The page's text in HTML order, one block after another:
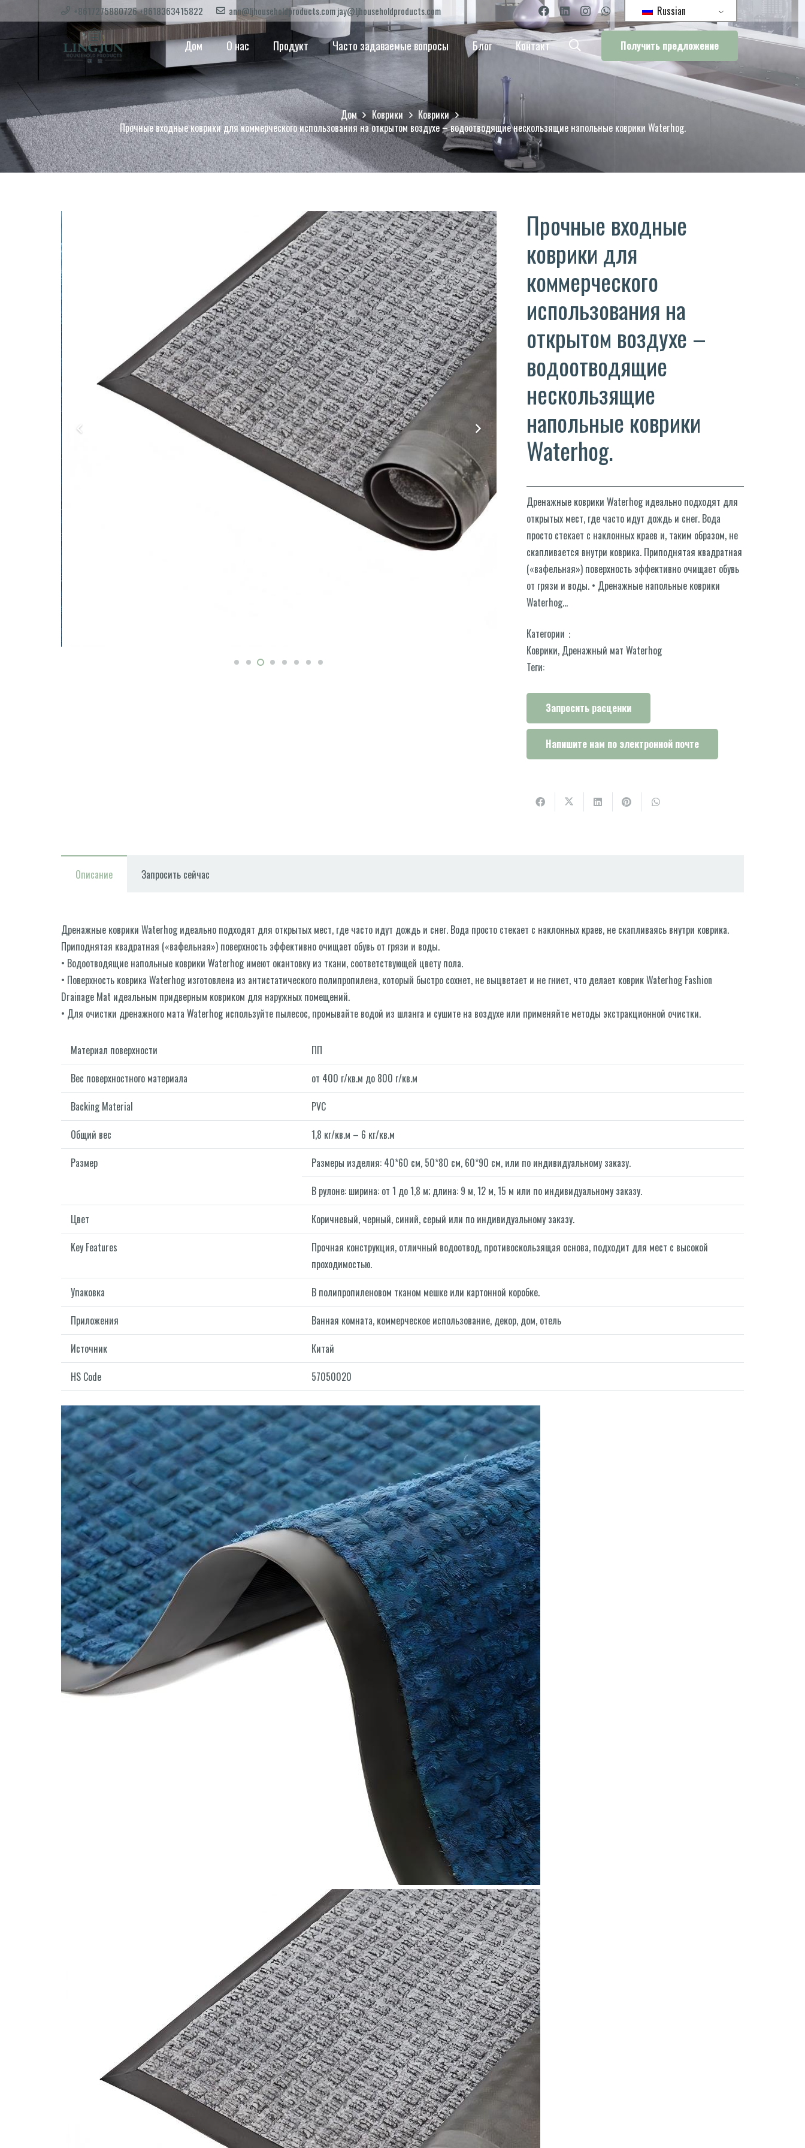
+8617275880726 +8618363415822 ann@ljhouseholdproducts.com jay@ljhouseholdproducts.com Russian
Дом О нас Продукт Часто задаваемые вопросы Блог Контакт Получить предложение
Дом Коврики
Коврики
Прочные входные коврики для коммерческого использования на открытом воздухе – водоотводящие нескользящие напольные коврики Waterhog.
Прочные входные
коврики для
коммерческого
использования на
открытом воздухе –
водоотводящие
нескользящие
напольные коврики
Waterhog.
Дренажные коврики Waterhog идеально подходят для
открытых мест, где часто идут дождь и снег. Вода
просто стекает с наклонных краев и, таким образом, не
скапливается внутри коврика. Приподнятая квадратная
(«вафельная») поверхность эффективно очищает обувь
от грязи и воды. • Дренажные напольные коврики
Waterhog…
Категории：
Коврики, Дренажный мат Waterhog
Теги:
Запросить расценки
Напишите нам по электронной почте
Описание Запросить сейчас
Дренажные коврики Waterhog идеально подходят для открытых мест, где часто идут дождь и снег. Вода просто стекает с наклонных краев, не скапливаясь внутри коврика.
Приподнятая квадратная («вафельная») поверхность эффективно очищает обувь от грязи и воды.
• Водоотводящие напольные коврики Waterhog имеют окантовку из ткани, соответствующей цвету пола.
• Поверхность коврика Waterhog изготовлена ​​из антистатического полипропилена, который быстро сохнет, не выцветает и не гниет, что делает коврик Waterhog Fashion
Drainage Mat идеальным придверным ковриком для наружных помещений.
• Для очистки дренажного мата Waterhog используйте пылесос, промывайте водой из шланга и сушите на воздухе или применяйте методы экстракционной очистки.
Материал поверхности
ПП
Вес поверхностного материала
от 400 г/кв.м до 800 г/кв.м
Backing Material
PVC
Общий вес
1,8 кг/кв.м – 6 кг/кв.м
Размер
Размеры изделия: 40*60 см, 50*80 см, 60*90 см, или по индивидуальному заказу.
В рулоне: ширина: от 1 до 1,8 м; длина: 9 м, 12 м, 15 м или по индивидуальному заказу.
Цвет
Коричневый, черный, синий, серый или по индивидуальному заказу.
Key Features
Прочная конструкция, отличный водоотвод, противоскользящая основа, подходит для мест с высокой
проходимостью.
Упаковка
В полипропиленовом тканом мешке или картонной коробке.
Приложения
Ванная комната, коммерческое использование, декор, дом, отель
Источник
Китай
HS Code
57050020